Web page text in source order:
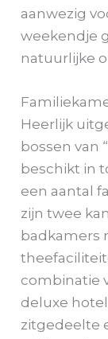
aanwezig
weekendje
natuurlijke
Heerlijk
bossen van
beschikt in
een aantal
zijn twee
badkamers
combinatie
deluxe
zitgedeelte